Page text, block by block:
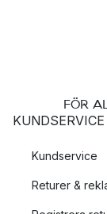
FÖR
KUNDSERVICE
Kundservice
Returer &